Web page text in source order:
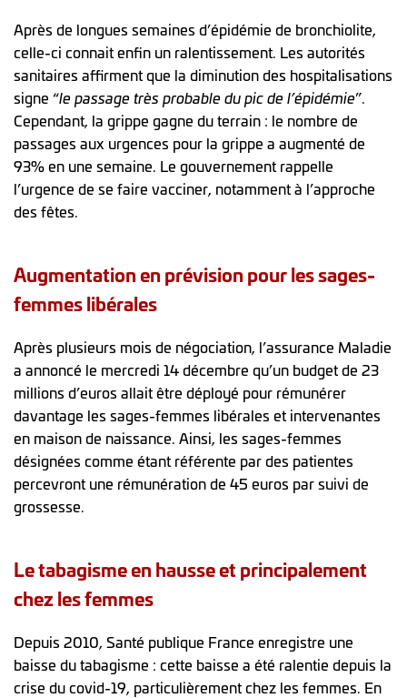
Après de longues semaines d’épidémie de bronchiolite,
celle-ci connait enfin un ralentissement. Les autorités
sanitaires affirment que la diminution des hospitalisations
signe “le passage très probable du pic de l’épidémie”.
Cependant, la grippe gagne du terrain : le nombre de
passages aux urgences pour la grippe a augmenté de
93% en une semaine. Le gouvernement rappelle
l’urgence de se faire vacciner, notamment à l’approche
des fêtes.
Augmentation en prévision pour les sages-
femmes libérales
Après plusieurs mois de négociation, l’assurance Maladie
a annoncé le mercredi 14 décembre qu’un budget de 23
millions d’euros allait être déployé pour rémunérer
davantage les sages-femmes libérales et intervenantes
en maison de naissance. Ainsi, les sages-femmes
désignées comme étant référente par des patientes
percevront une rémunération de 45 euros par suivi de
grossesse.
Le tabagisme en hausse et principalement
chez les femmes
Depuis 2010, Santé publique France enregistre une
baisse du tabagisme : cette baisse a été ralentie depuis la
crise du covid-19, particulièrement chez les femmes. En